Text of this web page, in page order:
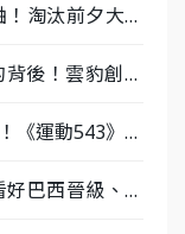
淘汰前夕大混
後！雲豹創辦
《運動543》微
巴西晉級、數